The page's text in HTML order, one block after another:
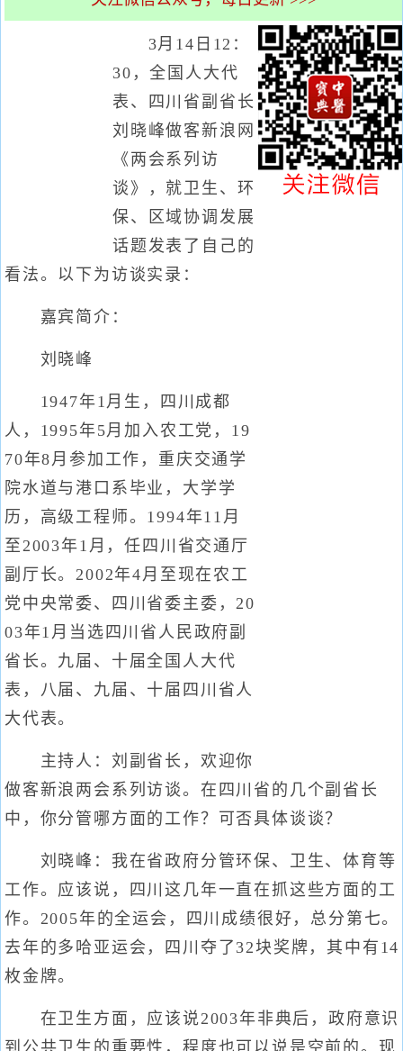
3月14日12：
30，全国人大代
表、四川省副省长
刘晓峰做客新浪网
《两会系列访
谈》，就卫生、环
保、区域协调发展
话题发表了自己的
看法。以下为访谈实录：
嘉宾简介：
刘晓峰
1947年1月生，四川成都
人，1995年5月加入农工党，19
70年8月参加工作，重庆交通学
院水道与港口系毕业，大学学
历，高级工程师。1994年11月
至2003年1月，任四川省交通厅
副厅长。2002年4月至现在农工
党中央常委、四川省委主委，20
03年1月当选四川省人民政府副
省长。九届、十届全国人大代
表，八届、九届、十届四川省人
大代表。
主持人：刘副省长，欢迎你
做客新浪两会系列访谈。在四川省的几个副省长
中，你分管哪方面的工作？可否具体谈谈？
刘晓峰：我在省政府分管环保、卫生、体育等
工作。应该说，四川这几年一直在抓这些方面的工
作。2005年的全运会，四川成绩很好，总分第七。
去年的多哈亚运会，四川夺了32块奖牌，其中有14
枚金牌。
在卫生方面，应该说2003年非典后，政府意识
到公共卫生的重要性，程度也可以说是空前的。现